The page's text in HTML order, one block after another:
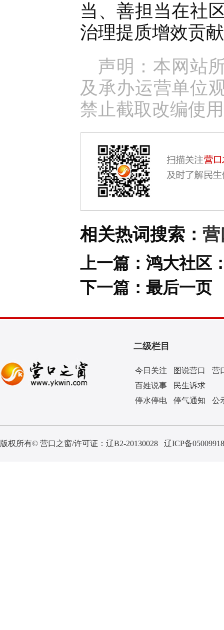
当、善担当在社
治理提质增效贡
声明：本网站
及承办运营单位
禁止截取改编使
相关热词搜索： 营
上一篇： 鸿大社区
下一篇： 最后一页
二级栏目
今日关注 图说营口
营
百姓说事
民生诉求
停水停电
停气通知 公
版权所有© 营口之窗/许可证： 辽B2-20130028 辽ICP备